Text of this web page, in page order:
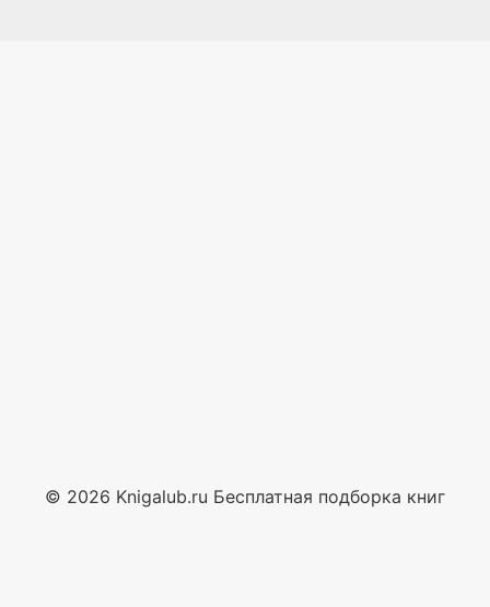
© 2026 Knigalub.ru Бесплатная подборка книг